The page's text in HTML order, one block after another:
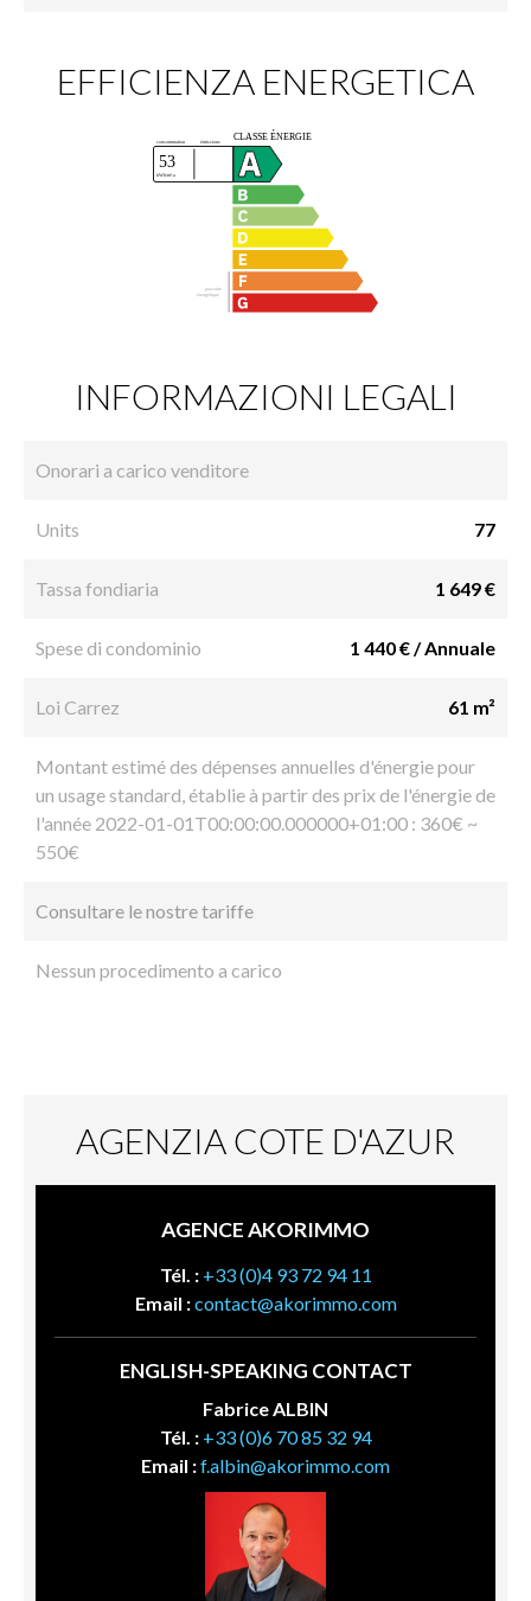
EFFICIENZA ENERGETICA
INFORMAZIONI LEGALI
Onorari a carico venditore
Units 77
Tassa fondiaria 1 649 €
Spese di condominio 1 440 € / Annuale
Loi Carrez 61 m²
Montant estimé des dépenses annuelles d'énergie pour
un usage standard, établie à partir des prix de l'énergie de
l'année 2022-01-01T00:00:00.000000+01:00 : 360€ ~
550€
Consultare le nostre tariffe
Nessun procedimento a carico
AGENZIA COTE D'AZUR
AGENCE AKORIMMO
Tél. : +33 (0)4 93 72 94 11
Email :contact@akorimmo.com
ENGLISH-SPEAKING CONTACT
Fabrice ALBIN
Tél. : +33 (0)6 70 85 32 94
Email :f.albin@akorimmo.com